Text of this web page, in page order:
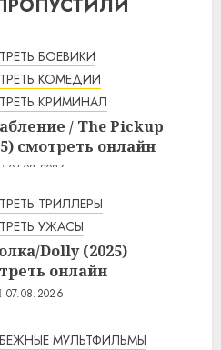
БОЕВИКИ
КОМЕДИИ
КРИМИНАЛ
/ The Pickup
смотреть онлайн
07.08.2026
ТРИЛЛЕРЫ
УЖАСЫ
Dolly (2025)
онлайн
07.08.2026
МУЛЬТФИЛЬМЫ